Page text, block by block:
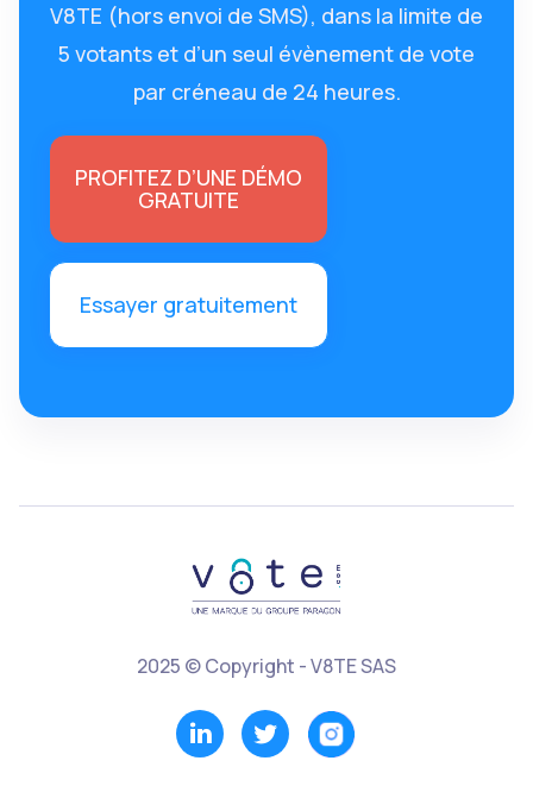
V8TE (hors envoi de SMS), dans la limite de
5 votants et d’un seul évènement de vote
par créneau de 24 heures.
PROFITEZ D’UNE DÉMO
GRATUITE
Essayer gratuitement
2025 © Copyright - V8TE SAS
 